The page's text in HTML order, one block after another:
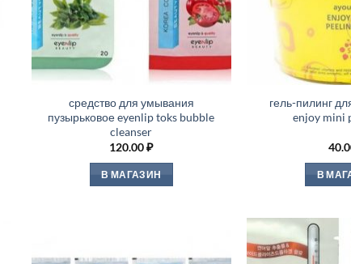
средство для умывания
пузырьковое eyenlip toks bubble
cleanser
120.00₽
В МАГАЗИН
гель-пилинг
enjoy mini
В